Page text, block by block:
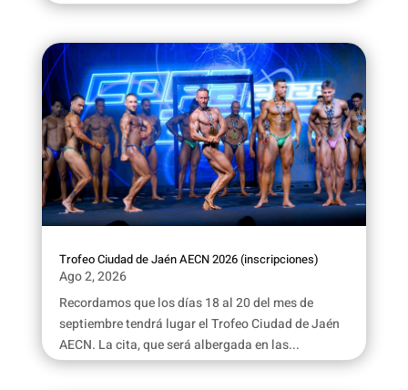
Trofeo Ciudad de Jaén AECN 2026 (inscripciones)
Ago 2, 2026
Recordamos que los días 18 al 20 del mes de
septiembre tendrá lugar el Trofeo Ciudad de Jaén
AECN. La cita, que será albergada en las...